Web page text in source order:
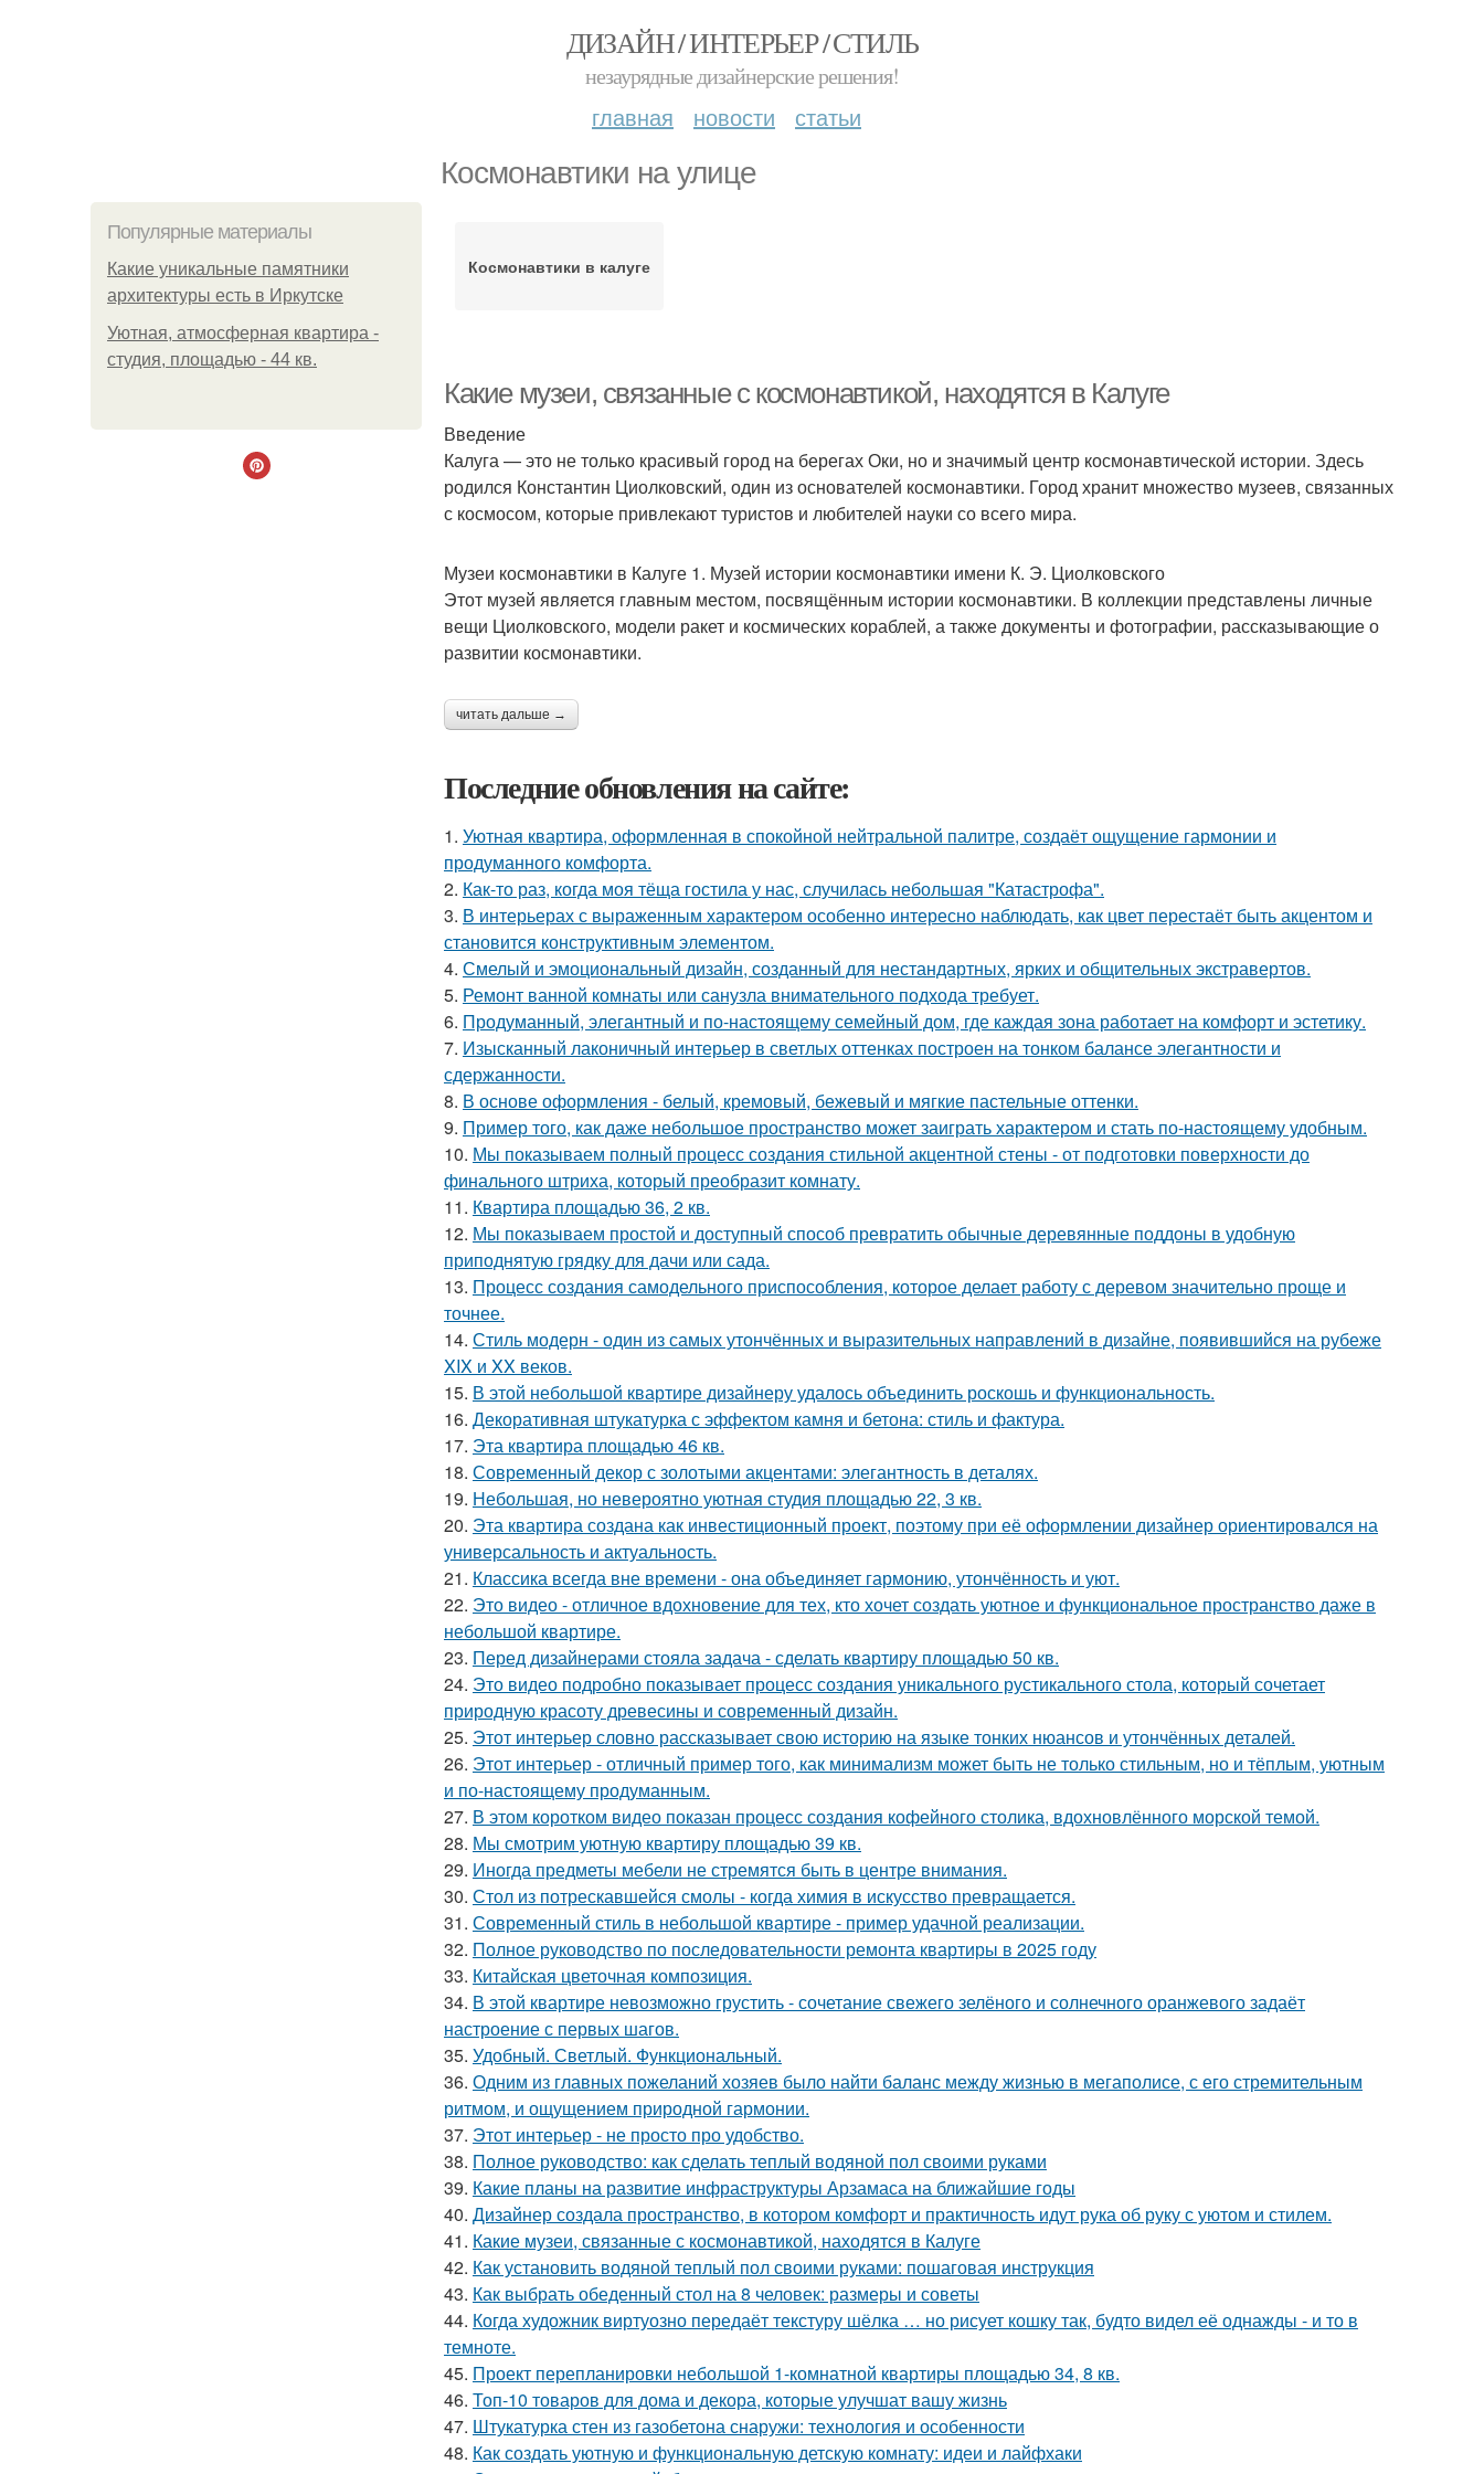
ДИЗАЙН / ИНТЕРЬЕР / СТИЛЬ
незаурядные дизайнерские решения!
главная новости статьи
Космонавтики на улице
Популярные материалы
Какие уникальные памятники
архитектуры есть в Иркутске
Уютная, атмосферная квартира -
студия, площадью - 44 кв.
Космонавтики в калуге
Какие музеи, связанные с космонавтикой, находятся в Калуге
Введение
Калуга — это не только красивый город на берегах Оки, но и значимый центр космонавтической истории. Здесь
родился Константин Циолковский, один из основателей космонавтики. Город хранит множество музеев, связанных
с космосом, которые привлекают туристов и любителей науки со всего мира.
Музеи космонавтики в Калуге 1. Музей истории космонавтики имени К. Э. Циолковского
Этот музей является главным местом, посвящённым истории космонавтики. В коллекции представлены личные
вещи Циолковского, модели ракет и космических кораблей, а также документы и фотографии, рассказывающие о
развитии космонавтики.
читать дальше →
Последние обновления на сайте:
1. Уютная квартира, оформленная в спокойной нейтральной палитре, создаёт ощущение гармонии и
продуманного комфорта.
2. Как-то раз, когда моя тёща гостила у нас, случилась небольшая "Катастрофа".
3. В интерьерах с выраженным характером особенно интересно наблюдать, как цвет перестаёт быть акцентом и
становится конструктивным элементом.
4. Смелый и эмоциональный дизайн, созданный для нестандартных, ярких и общительных экстравертов.
5. Ремонт ванной комнаты или санузла внимательного подхода требует.
6. Продуманный, элегантный и по-настоящему семейный дом, где каждая зона работает на комфорт и эстетику.
7. Изысканный лаконичный интерьер в светлых оттенках построен на тонком балансе элегантности и
сдержанности.
8. В основе оформления - белый, кремовый, бежевый и мягкие пастельные оттенки.
9. Пример того, как даже небольшое пространство может заиграть характером и стать по-настоящему удобным.
10. Мы показываем полный процесс создания стильной акцентной стены - от подготовки поверхности до
финального штриха, который преобразит комнату.
11. Квартира площадью 36, 2 кв.
12. Мы показываем простой и доступный способ превратить обычные деревянные поддоны в удобную
приподнятую грядку для дачи или сада.
13. Процесс создания самодельного приспособления, которое делает работу с деревом значительно проще и
точнее.
14. Стиль модерн - один из самых утончённых и выразительных направлений в дизайне, появившийся на рубеже
XIX и XX веков.
15. В этой небольшой квартире дизайнеру удалось объединить роскошь и функциональность.
16. Декоративная штукатурка с эффектом камня и бетона: стиль и фактура.
17. Эта квартира площадью 46 кв.
18. Современный декор с золотыми акцентами: элегантность в деталях.
19. Небольшая, но невероятно уютная студия площадью 22, 3 кв.
20. Эта квартира создана как инвестиционный проект, поэтому при её оформлении дизайнер ориентировался на
универсальность и актуальность.
21. Классика всегда вне времени - она объединяет гармонию, утончённость и уют.
22. Это видео - отличное вдохновение для тех, кто хочет создать уютное и функциональное пространство даже в
небольшой квартире.
23. Перед дизайнерами стояла задача - сделать квартиру площадью 50 кв.
24. Это видео подробно показывает процесс создания уникального рустикального стола, который сочетает
природную красоту древесины и современный дизайн.
25. Этот интерьер словно рассказывает свою историю на языке тонких нюансов и утончённых деталей.
26. Этот интерьер - отличный пример того, как минимализм может быть не только стильным, но и тёплым, уютным
и по-настоящему продуманным.
27. В этом коротком видео показан процесс создания кофейного столика, вдохновлённого морской темой.
28. Мы смотрим уютную квартиру площадью 39 кв.
29. Иногда предметы мебели не стремятся быть в центре внимания.
30. Стол из потрескавшейся смолы - когда химия в искусство превращается.
31. Современный стиль в небольшой квартире - пример удачной реализации.
32. Полное руководство по последовательности ремонта квартиры в 2025 году
33. Китайская цветочная композиция.
34. В этой квартире невозможно грустить - сочетание свежего зелёного и солнечного оранжевого задаёт
настроение с первых шагов.
35. Удобный. Светлый. Функциональный.
36. Одним из главных пожеланий хозяев было найти баланс между жизнью в мегаполисе, с его стремительным
ритмом, и ощущением природной гармонии.
37. Этот интерьер - не просто про удобство.
38. Полное руководство: как сделать теплый водяной пол своими руками
39. Какие планы на развитие инфраструктуры Арзамаса на ближайшие годы
40. Дизайнер создала пространство, в котором комфорт и практичность идут рука об руку с уютом и стилем.
41. Какие музеи, связанные с космонавтикой, находятся в Калуге
42. Как установить водяной теплый пол своими руками: пошаговая инструкция
43. Как выбрать обеденный стол на 8 человек: размеры и советы
44. Когда художник виртуозно передаёт текстуру шёлка … но рисует кошку так, будто видел её однажды - и то в
темноте.
45. Проект перепланировки небольшой 1-комнатной квартиры площадью 34, 8 кв.
46. Топ-10 товаров для дома и декора, которые улучшат вашу жизнь
47. Штукатурка стен из газобетона снаружи: технология и особенности
48. Как создать уютную и функциональную детскую комнату: идеи и лайфхаки